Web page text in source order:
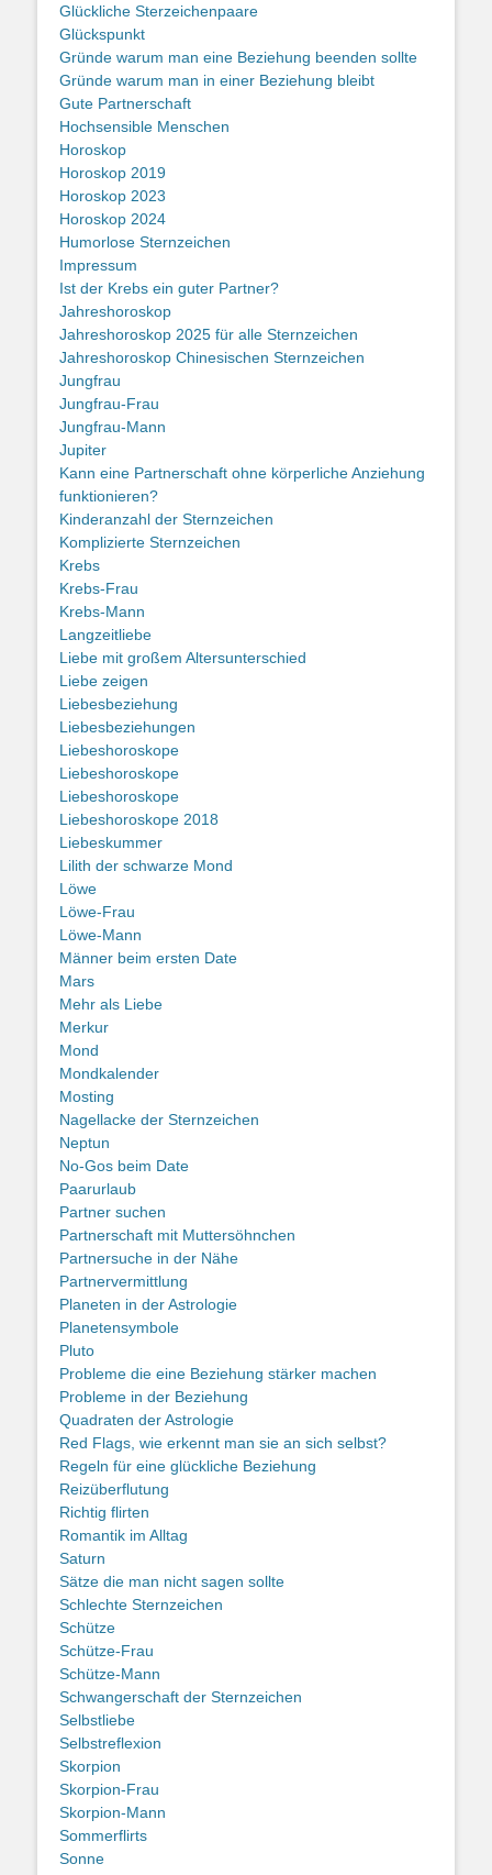
Glückliche Sterzeichenpaare
Glückspunkt
Gründe warum man eine Beziehung beenden sollte
Gründe warum man in einer Beziehung bleibt
Gute Partnerschaft
Hochsensible Menschen
Horoskop
Horoskop 2019
Horoskop 2023
Horoskop 2024
Humorlose Sternzeichen
Impressum
Ist der Krebs ein guter Partner?
Jahreshoroskop
Jahreshoroskop 2025 für alle Sternzeichen
Jahreshoroskop Chinesischen Sternzeichen
Jungfrau
Jungfrau-Frau
Jungfrau-Mann
Jupiter
Kann eine Partnerschaft ohne körperliche Anziehung
funktionieren?
Kinderanzahl der Sternzeichen
Komplizierte Sternzeichen
Krebs
Krebs-Frau
Krebs-Mann
Langzeitliebe
Liebe mit großem Altersunterschied
Liebe zeigen
Liebesbeziehung
Liebesbeziehungen
Liebeshoroskope
Liebeshoroskope
Liebeshoroskope
Liebeshoroskope 2018
Liebeskummer
Lilith der schwarze Mond
Löwe
Löwe-Frau
Löwe-Mann
Männer beim ersten Date
Mars
Mehr als Liebe
Merkur
Mond
Mondkalender
Mosting
Nagellacke der Sternzeichen
Neptun
No-Gos beim Date
Paarurlaub
Partner suchen
Partnerschaft mit Muttersöhnchen
Partnersuche in der Nähe
Partnervermittlung
Planeten in der Astrologie
Planetensymbole
Pluto
Probleme die eine Beziehung stärker machen
Probleme in der Beziehung
Quadraten der Astrologie
Red Flags, wie erkennt man sie an sich selbst?
Regeln für eine glückliche Beziehung
Reizüberflutung
Richtig flirten
Romantik im Alltag
Saturn
Sätze die man nicht sagen sollte
Schlechte Sternzeichen
Schütze
Schütze-Frau
Schütze-Mann
Schwangerschaft der Sternzeichen
Selbstliebe
Selbstreflexion
Skorpion
Skorpion-Frau
Skorpion-Mann
Sommerflirts
Sonne